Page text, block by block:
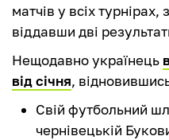
матчів у всіх
віддавши дві
Нещодавно українець
від січня,
Свій футбольний
чернівецькій